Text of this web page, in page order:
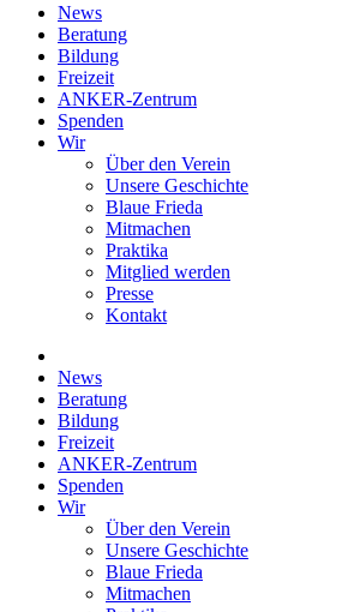
News
Beratung
Bildung
Freizeit
ANKER-Zentrum
Spenden
Wir
Über den Verein
Unsere Geschichte
Blaue Frieda
Mitmachen
Praktika
Mitglied werden
Presse
Kontakt
News
Beratung
Bildung
Freizeit
ANKER-Zentrum
Spenden
Wir
Über den Verein
Unsere Geschichte
Blaue Frieda
Mitmachen